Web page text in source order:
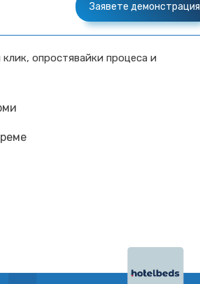
Заявете демонстрация
опростявайки процеса и